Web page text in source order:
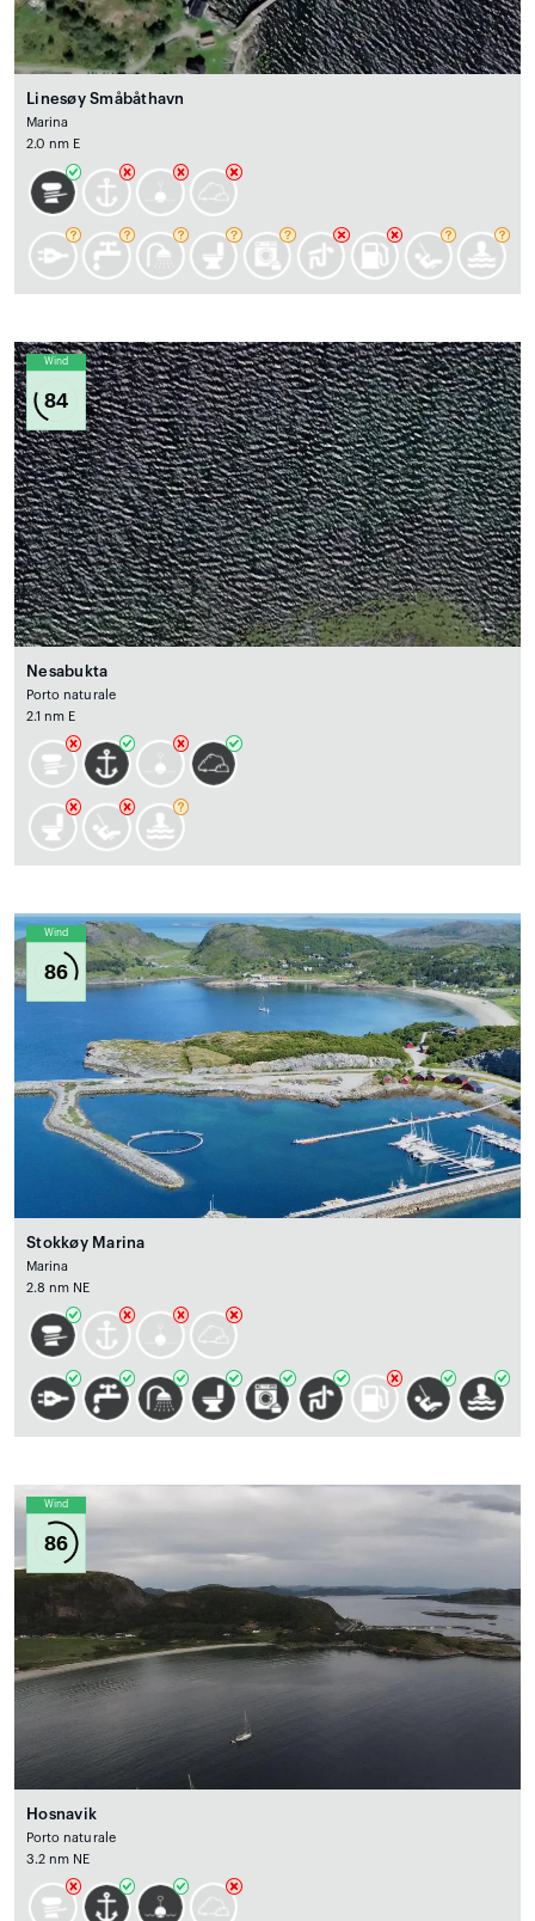
Linesøy Småbåthavn
Marina
2.0 nm E
Wind
84
Nesabukta
Porto naturale
2.1 nm E
Wind
86
Stokkøy Marina
Marina
2.8 nm NE
Wind
86
Hosnavik
Porto naturale
3.2 nm NE